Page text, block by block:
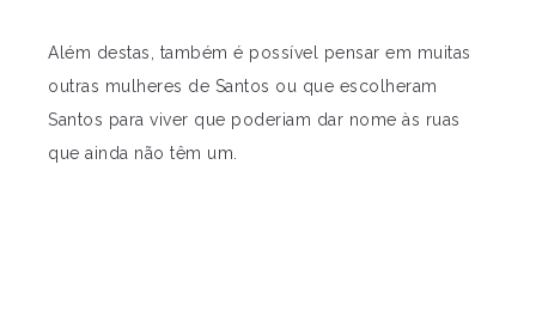
Além destas, também é possível pensar em muitas
outras mulheres de Santos ou que escolheram
Santos para viver que poderiam dar nome às ruas
que ainda não têm um.